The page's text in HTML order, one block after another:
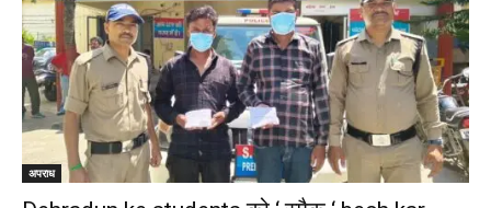
अपराध